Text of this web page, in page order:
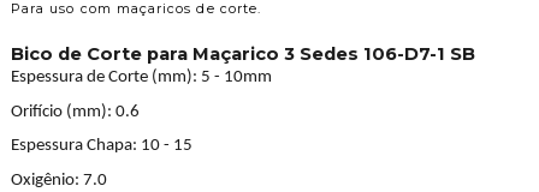
Para uso com maçaricos de corte.
Bico de Corte para Maçarico 3 Sedes 106-D7-1 SB
Espessura de Corte (mm): 5 - 10mm
Orifício (mm): 0.6
Espessura Chapa: 10 - 15
Oxigênio: 7.0